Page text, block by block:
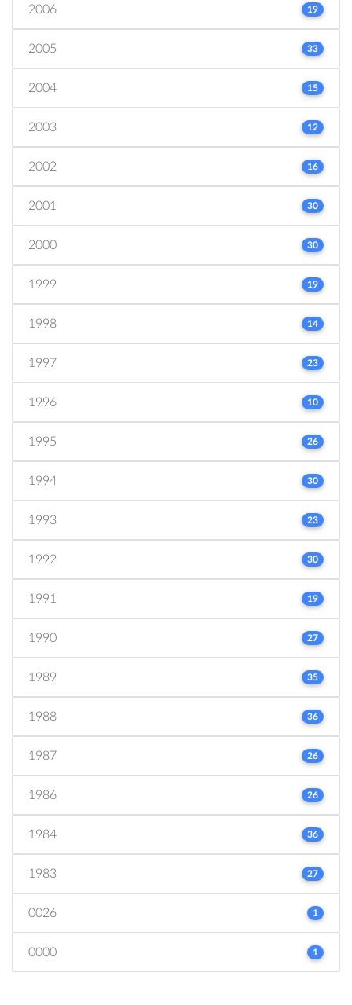
2006 19
2005 33
2004 15
2003 12
2002 16
2001 30
2000 30
1999 19
1998 14
1997 23
1996 10
1995 26
1994 30
1993 23
1992 30
1991 19
1990 27
1989 35
1988 36
1987 26
1986 26
1984 36
1983 27
0026 1
0000 1